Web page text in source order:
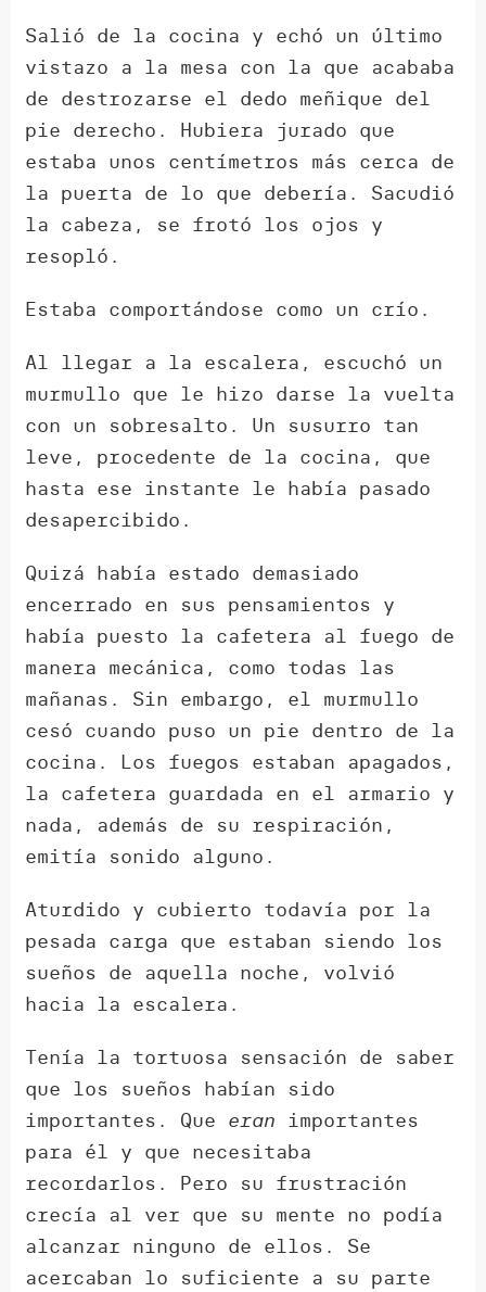
Salió de la cocina y echó un último
vistazo a la mesa con la que acababa
de destrozarse el dedo meñique del
pie derecho. Hubiera jurado que
estaba unos centímetros más cerca de
la puerta de lo que debería. Sacudió
la cabeza, se frotó los ojos y
resopló.
Estaba comportándose como un crío.
Al llegar a la escalera, escuchó un
murmullo que le hizo darse la vuelta
con un sobresalto. Un susurro tan
leve, procedente de la cocina, que
hasta ese instante le había pasado
desapercibido.
Quizá había estado demasiado
encerrado en sus pensamientos y
había puesto la cafetera al fuego de
manera mecánica, como todas las
mañanas. Sin embargo, el murmullo
cesó cuando puso un pie dentro de la
cocina. Los fuegos estaban apagados,
la cafetera guardada en el armario y
nada, además de su respiración,
emitía sonido alguno.
Aturdido y cubierto todavía por la
pesada carga que estaban siendo los
sueños de aquella noche, volvió
hacia la escalera.
Tenía la tortuosa sensación de saber
que los sueños habían sido
importantes. Que eran importantes
para él y que necesitaba
recordarlos. Pero su frustración
crecía al ver que su mente no podía
alcanzar ninguno de ellos. Se
acercaban lo suficiente a su parte